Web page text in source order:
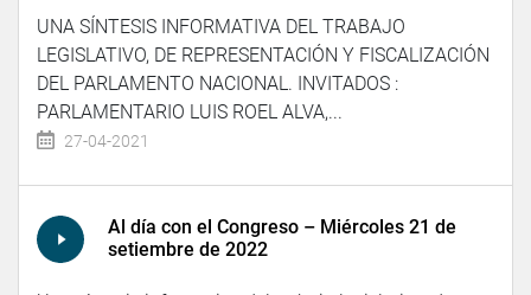
UNA SÍNTESIS INFORMATIVA DEL TRABAJO
LEGISLATIVO, DE REPRESENTACIÓN Y FISCALIZACIÓN
DEL PARLAMENTO NACIONAL. INVITADOS :
PARLAMENTARIO LUIS ROEL ALVA,...
27-04-2021
Al día con el Congreso – Miércoles 21 de
setiembre de 2022